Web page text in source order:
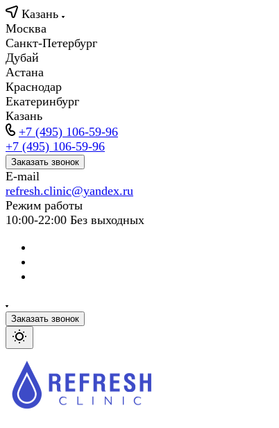
Казань
Москва
Санкт-Петербург
Дубай
Астана
Краснодар
Екатеринбург
Казань
+7 (495) 106-59-96
+7 (495) 106-59-96
Заказать звонок
E-mail
refresh.clinic@yandex.ru
Режим работы
10:00-22:00 Без выходных
Заказать звонок